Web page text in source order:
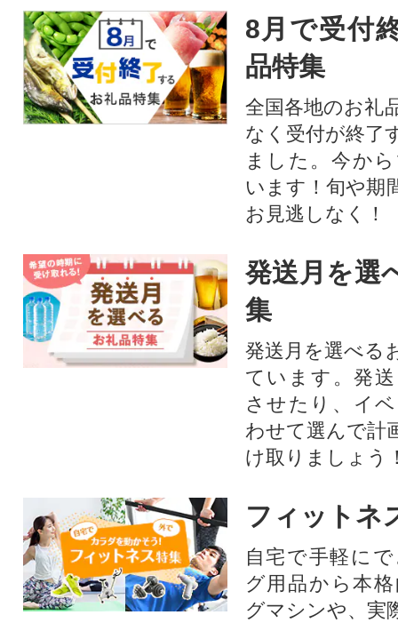
8月で受付
品特集
全国各地のお礼
なく受付が終了
ました。今か
います！旬や期
お見逃しなく！
発送月を選
集
発送月を選べる
ています。発
させたり、イ
わせて選んで計
け取りましょう
フィットネ
自宅で手軽に
グ用品から本
グマシンや、実